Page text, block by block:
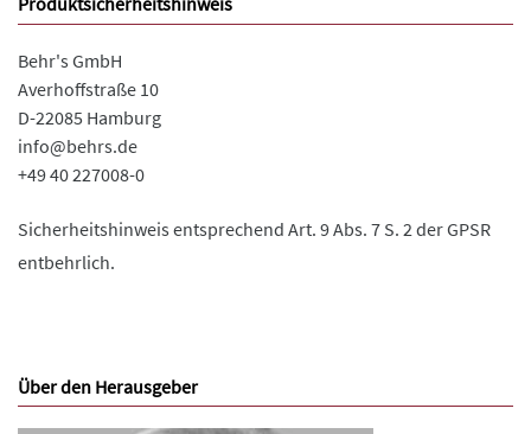
Behr's GmbH
Averhoffstraße 10
D-22085 Hamburg
info@behrs.de
+49 40 227008-0
Sicherheitshinweis entsprechend Art. 9 Abs. 7 S. 2 der GPSR
entbehrlich.
Über den Herausgeber